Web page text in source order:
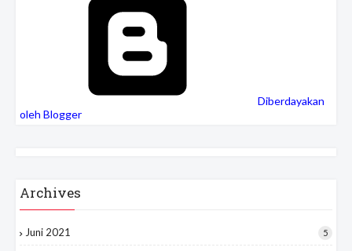
Diberdayakan
oleh Blogger
Archives
Juni 2021 5